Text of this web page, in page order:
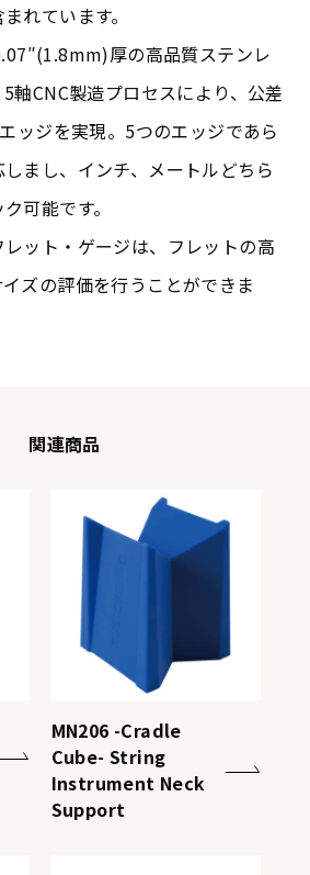
れています。
厚の高品質ステンレ
軸CNC製造プロセスにより、公差
ッジを実現。5つのエッジであら
まし、インチ、メートルどちら
可能です。
ット・ゲージは、フレットの高
ズの評価を行うことができま
関連商品
MN206 -Cradle
Cube- String
Instrument Neck
Support